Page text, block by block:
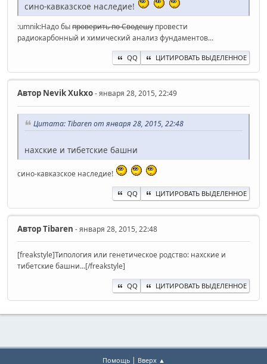
сино-кавказское наследие!
:umnik:Надо быпроверить по Сводешу провести
радиокарбонный и химический анализ фундаментов...
QQ ЦИТИРОВАТЬ ВЫДЕЛЕННОЕ
Автор Nevik Xukxo- января 28, 2015, 22:49
Цитата: Tibaren от января 28, 2015, 22:48
нахские и тибетские башни
сино-кавказское наследие!
QQ ЦИТИРОВАТЬ ВЫДЕЛЕННОЕ
АвторTibaren - января 28, 2015, 22:48
[freakstyle]Типология или генетическое родство: нахские и
тибетские башни...[/freakstyle]
QQ ЦИТИРОВАТЬ ВЫДЕЛЕННОЕ
Помощь| Вверх ▲